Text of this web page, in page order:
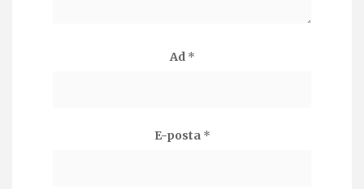
Ad *
E-posta *